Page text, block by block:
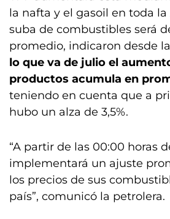
la nafta y el gasoil en toda
suba de combustibles será
promedio, indicaron desde
lo que va de julio el
productos acumula en
teniendo en cuenta que a
hubo un alza de 3,5%.
“A partir de las 00:00 horas
implementará un ajuste
los precios de sus
país”, comunicó la petrolera.